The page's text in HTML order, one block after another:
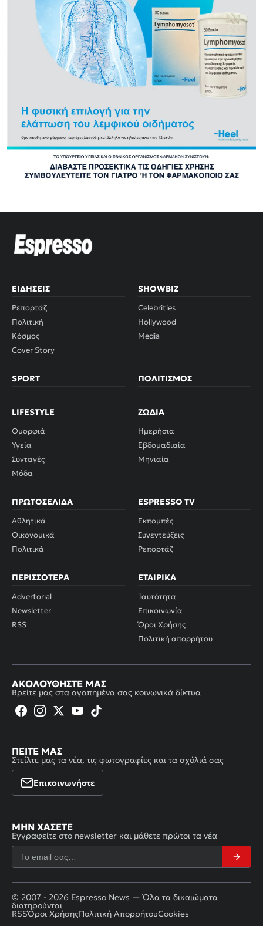
ΕΙΔΉΣΕΙΣ
Ρεπορτάζ
Πολιτική
Κόσμος
Cover Story
SHOWBIZ
Celebrities
Hollywood
Media
SPORT ΠΟΛΙΤΙΣΜΌΣ
LIFESTYLE
Ομορφιά
Υγεία
Συνταγές
Μόδα
ΖΏΔΙΑ
Ημερήσια
Εβδομαδιαία
Μηνιαία
ΠΡΩΤΟΣΈΛΙΔΑ
Αθλητικά
Οικονομικά
Πολιτικά
ESPRESSO TV
Εκπομπές
Συνεντεύξεις
Ρεπορτάζ
ΠΕΡΙΣΣΌΤΕΡΑ
Advertorial
Newsletter
RSS
ΕΤΑΙΡΙΚΆ
Ταυτότητα
Επικοινωνία
Όροι Χρήσης
Πολιτική απορρήτου
ΑΚΟΛΟΥΘΉΣΤΕ ΜΑΣ
Βρείτε μας στα αγαπημένα σας κοινωνικά δίκτυα
ΠΕΊΤΕ ΜΑΣ
Στείλτε μας τα νέα, τις φωτογραφίες και τα σχόλιά σας
Επικοινωνήστε
ΜΗΝ ΧΆΣΕΤΕ
Εγγραφείτε στο newsletter και μάθετε πρώτοι τα νέα
© 2007 - 2026 Espresso News — Όλα τα δικαιώματα
διατηρούνται
RSSΌροι ΧρήσηςΠολιτική ΑπορρήτουCookies